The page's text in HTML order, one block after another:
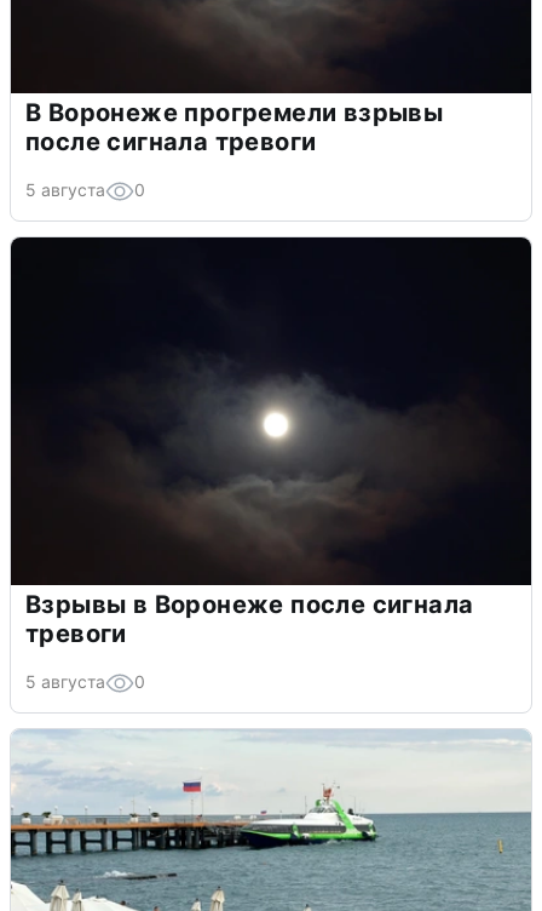
В Воронеже прогремели взрывы
после сигнала тревоги
5 августа 0
Взрывы в Воронеже после сигнала
тревоги
5 августа 0